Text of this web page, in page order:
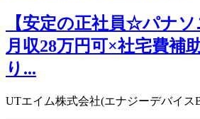
【安定の正社員☆パナソ
月収28万円可×社宅費補
り...
UTエイム株式会社(エナジーデバイス